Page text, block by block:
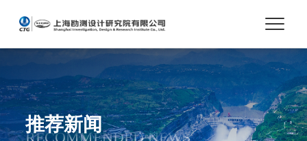
首页
关于我们
推荐新闻
RECOMMENDED NEWS